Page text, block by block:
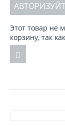
Этот товар не
корзину, так